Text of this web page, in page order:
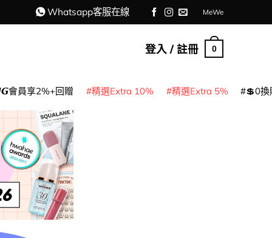
Whatsapp客服在線 MeWe
登入 / 註冊 0
員享2%+回贈 精選Extra 10% 精選Extra 5% 💲0換